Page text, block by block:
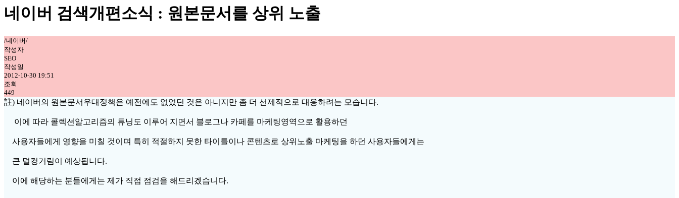
네이버 검색개편소식 : 원본문서를 상위 노출
/네이버/
작성자
SEO
작성일
2012-10-30 19:51
조회
449
註) 네이버의 원본문서우대정책은 예전에도 없었던 것은 아니지만 좀 더 선제적으로 대응하려는 모습니다.
이에 따라 콜렉션알고리즘의 튜닝도 이루어 지면서 블로그나 카페를 마케팅영역으로 활용하던
사용자들에게 영향을 미칠 것이며 특히 적절하지 못한 타이틀이나 콘텐츠로 상위노출 마케팅을 하던 사용자들에게는
큰 덜컹거림이 예상됩니다.
이에 해당하는 분들에게는 제가 직접 점검을 해드리겠습니다.